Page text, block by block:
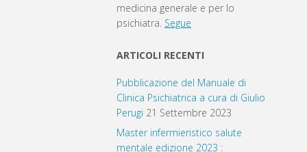
medicina generale e per lo
psichiatra. Segue
ARTICOLI RECENTI
Pubblicazione del Manuale di
Clinica Psichiatrica a cura di Giulio
Perugi 21 Settembre 2023
Master infermieristico salute
mentale edizione 2023 :